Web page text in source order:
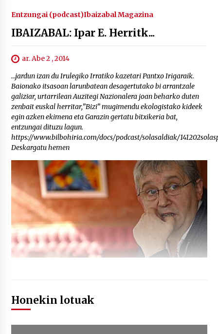
Entzungai (podcast)Ibaizabal Magazina
IBAIZABAL: Ipar E. Herritk...
ar. Abe 2 , 2014
…jardun izan du Irulegiko Irratiko kazetari Pantxo Irigaraik.
Baionako itsasoan larunbatean desagertutako bi arrantzale
galiziar, urtarrilean Auzitegi Nazionalera joan beharko duten
zenbait euskal herritar,”Bizi” mugimendu ekologistako kideek
egin azken ekimena eta Garazin gertatu bitxikeria bat,
entzungai dituzu lagun.
https://www.bilbohiria.com/docs/podcast/solasaldiak/
Deskargatu hemen
Honekin lotuak